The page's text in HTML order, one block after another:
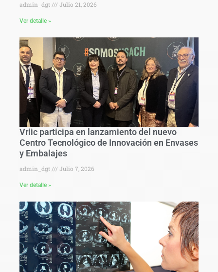
admin_dgt Julio 21, 2026
Ver detalle »
Vriic participa en lanzamiento del nuevo
Centro Tecnológico de Innovación en Envases
y Embalajes
admin_dgt Julio 7, 2026
Ver detalle »